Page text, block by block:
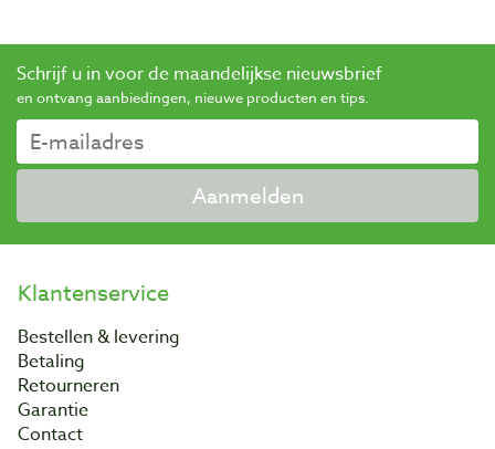
Schrijf u in voor de maandelijkse nieuwsbrief
en ontvang aanbiedingen, nieuwe producten en tips.
Aanmelden
Klantenservice
Bestellen & levering
Betaling
Retourneren
Garantie
Contact